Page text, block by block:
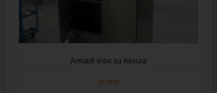
Armadi inox su misura
SCOPRI